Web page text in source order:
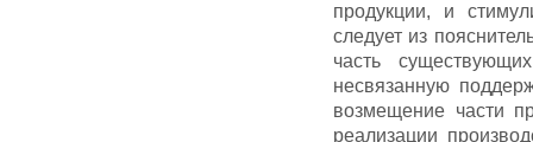
продукции, и
следует из
часть
несвязанную
возмещение части
реализации